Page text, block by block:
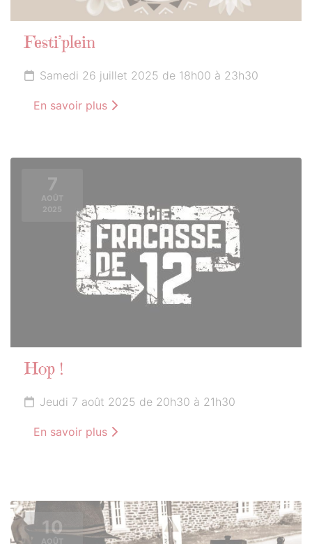
Festi’plein
Samedi 26 juillet 2025 de 18h00 à 23h30
En savoir plus
7
AOÛT
2025
Hop !
Jeudi 7 août 2025 de 20h30 à 21h30
En savoir plus
10
AOÛT